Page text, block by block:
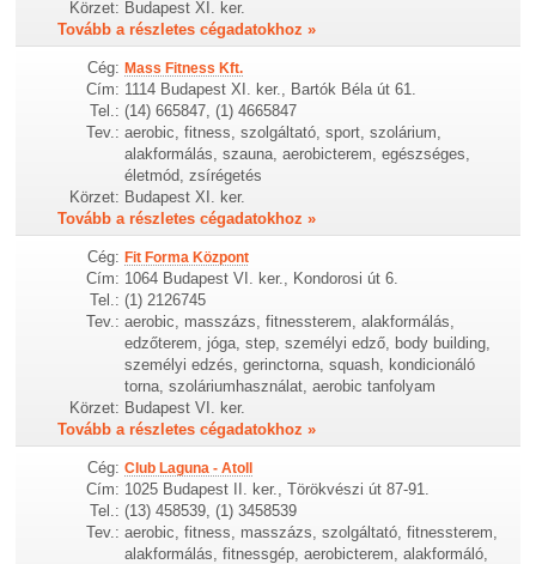
Körzet: Budapest XI. ker.
Tovább a részletes cégadatokhoz »
Cég: Mass Fitness Kft.
Cím: 1114 Budapest XI. ker., Bartók Béla út 61.
Tel.: (14) 665847, (1) 4665847
Tev.: aerobic, fitness, szolgáltató, sport, szolárium,
alakformálás, szauna, aerobicterem, egészséges,
életmód, zsírégetés
Körzet: Budapest XI. ker.
Tovább a részletes cégadatokhoz »
Cég: Fit Forma Központ
Cím: 1064 Budapest VI. ker., Kondorosi út 6.
Tel.: (1) 2126745
Tev.: aerobic, masszázs, fitnessterem, alakformálás,
edzőterem, jóga, step, személyi edző, body building,
személyi edzés, gerinctorna, squash, kondicionáló
torna, szoláriumhasználat, aerobic tanfolyam
Körzet: Budapest VI. ker.
Tovább a részletes cégadatokhoz »
Cég: Club Laguna - Atoll
Cím: 1025 Budapest II. ker., Törökvészi út 87-91.
Tel.: (13) 458539, (1) 3458539
Tev.: aerobic, fitness, masszázs, szolgáltató, fitnessterem,
alakformálás, fitnessgép, aerobicterem, alakformáló,